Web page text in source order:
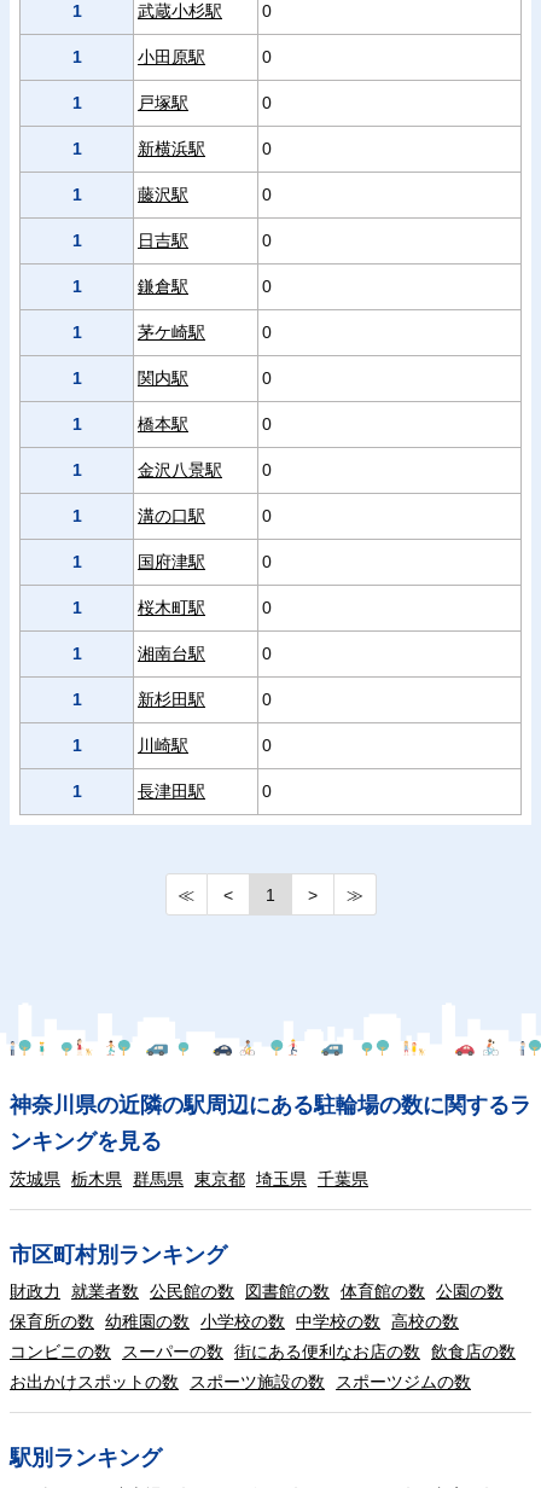
1 武蔵小杉駅 0
1 小田原駅 0
1 戸塚駅 0
1 新横浜駅 0
1 藤沢駅 0
1 日吉駅 0
1 鎌倉駅 0
1 茅ケ崎駅 0
1 関内駅 0
1 橋本駅 0
1 金沢八景駅 0
1 溝の口駅 0
1 国府津駅 0
1 桜木町駅 0
1 湘南台駅 0
1 新杉田駅 0
1 川崎駅 0
1 長津田駅 0
≪ < 1 > ≫
神奈川県の近隣の駅周辺にある駐輪場の数に関するラ
ンキングを見る
茨城県 栃木県 群馬県 東京都 埼玉県 千葉県
市区町村別ランキング
財政力 就業者数 公民館の数 図書館の数 体育館の数
公園の数
保育所の数
幼稚園の数 小学校の数 中学校の数
高校の数
コンビニの数
スーパーの数 街にある便利なお店の数
飲食店の数
お出かけスポットの数
スポーツ施設の数 スポーツジムの数
駅別ランキング